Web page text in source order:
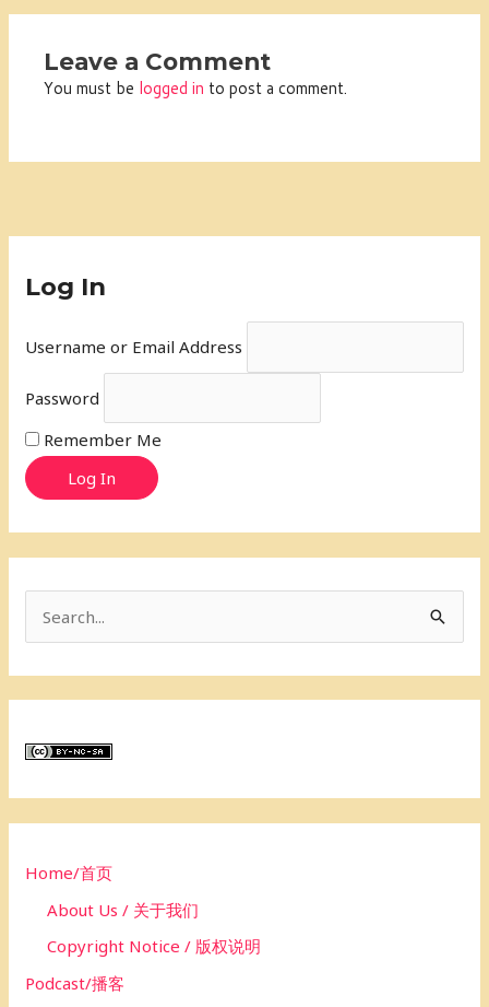
Leave a Comment
You must be logged in to post a comment.
Log In
Username or Email Address
Password
Remember Me
Log In
c
rHome/首页
About Us / 关于我们
Copyright Notice / 版权说明
Podcast/播客